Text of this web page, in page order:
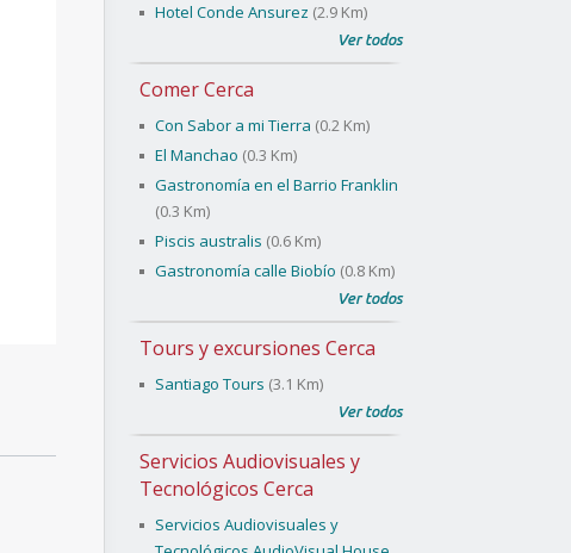
Hotel Conde Ansurez (2.9 Km)
Ver todos
Comer Cerca
Con Sabor a mi Tierra (0.2 Km)
El Manchao (0.3 Km)
Gastronomía en el Barrio Franklin
(0.3 Km)
Piscis australis (0.6 Km)
Gastronomía calle Biobío (0.8 Km)
Ver todos
Tours y excursiones Cerca
Santiago Tours (3.1 Km)
Ver todos
Servicios Audiovisuales y
Tecnológicos Cerca
Servicios Audiovisuales y